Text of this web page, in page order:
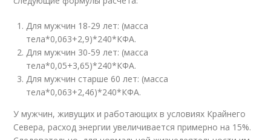
Для мужчин 18-29 лет: (масса
тела*0,063+2,9)*240*КФА.
Для мужчин 30-59 лет: (масса
тела*0,05+3,65)*240*КФА.
Для мужчин старше 60 лет: (масса
тела*0,063+2,46)*240*КФА.
У мужчин, живущих и работающих в условиях Крайнего
Севера, расход энергии увеличивается примерно на 15%.